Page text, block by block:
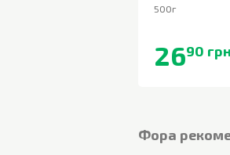
500г
2690 грн
Фора